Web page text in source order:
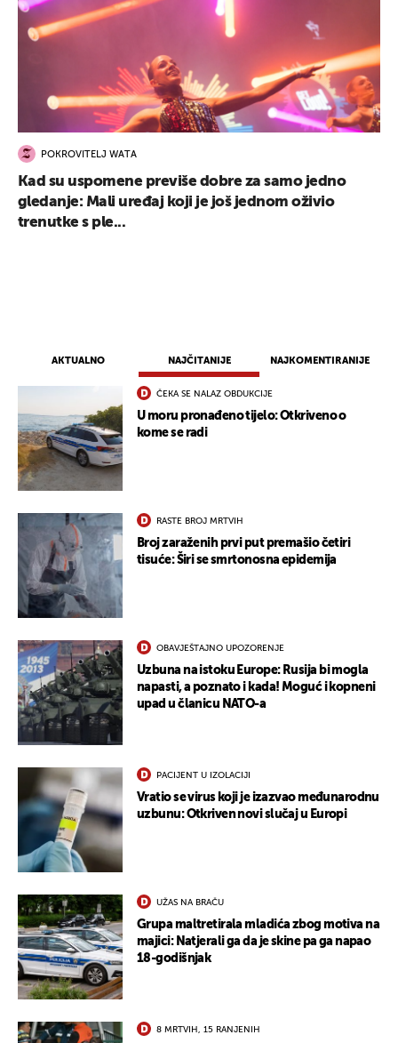
AKTUALNO NAJČITANIJE NAJKOMENTIRANIJE
ČEKA SE NALAZ OBDUKCIJE
U moru pronađeno tijelo: Otkriveno o
kome se radi
RASTE BROJ MRTVIH
Broj zaraženih prvi put premašio četiri
tisuće: Širi se smrtonosna epidemija
OBAVJEŠTAJNO UPOZORENJE
Uzbuna na istoku Europe: Rusija bi mogla
napasti, a poznato i kada! Moguć i kopneni
upad u članicu NATO-a
PACIJENT U IZOLACIJI
Vratio se virus koji je izazvao međunarodnu
uzbunu: Otkriven novi slučaj u Europi
UŽAS NA BRAČU
Grupa maltretirala mladića zbog motiva na
majici: Natjerali ga da je skine pa ga napao
18-godišnjak
8 MRTVIH, 15 RANJENIH
POKROVITELJ WATA
Kad su uspomene previše dobre za samo jedno
gledanje: Mali uređaj koji je još jednom oživio
trenutke s ple...